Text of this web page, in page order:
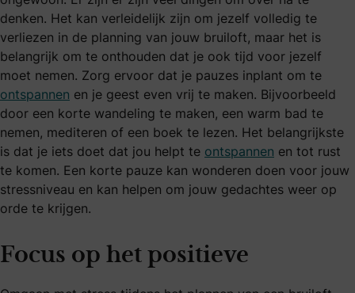
denken. Het kan verleidelijk zijn om jezelf volledig te
verliezen in de planning van jouw bruiloft, maar het is
belangrijk om te onthouden dat je ook tijd voor jezelf
moet nemen. Zorg ervoor dat je pauzes inplant om te
ontspannen en je geest even vrij te maken. Bijvoorbeeld
door een korte wandeling te maken, een warm bad te
nemen, mediteren of een boek te lezen. Het belangrijkste
is dat je iets doet dat jou helpt te ontspannen en tot rust
te komen. Een korte pauze kan wonderen doen voor jouw
stressniveau en kan helpen om jouw gedachtes weer op
orde te krijgen.
Focus op het positieve